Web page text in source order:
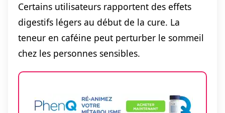
Certains utilisateurs rapportent des effets
digestifs légers au début de la cure. La
teneur en caféine peut perturber le sommeil
chez les personnes sensibles.